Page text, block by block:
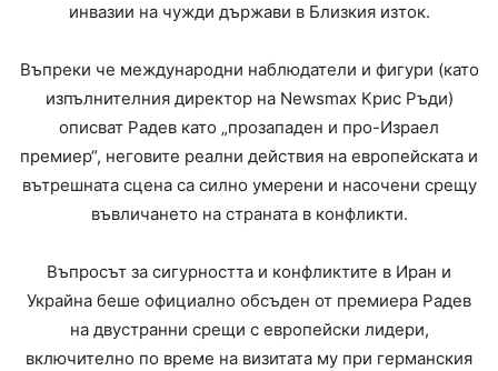
инвазии на чужди държави в Близкия изток.
Въпреки че международни наблюдатели и фигури (като
изпълнителния директор на Newsmax Крис Ръди)
описват Радев като „прозападен и про-Израел
премиер“, неговите реални действия на европейската и
вътрешната сцена са силно умерени и насочени срещу
въвличането на страната в конфликти.
Въпросът за сигурността и конфликтите в Иран и
Украйна беше официално обсъден от премиера Радев
на двустранни срещи с европейски лидери,
включително по време на визитата му при германския